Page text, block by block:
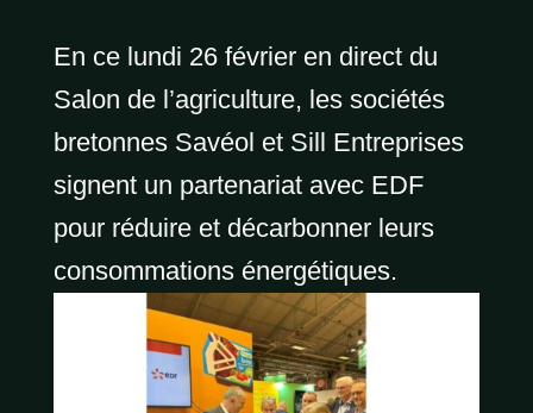
En ce lundi 26 février en direct du
Salon de l’agriculture, les sociétés
bretonnes Savéol et Sill Entreprises
signent un partenariat avec EDF
pour réduire et décarbonner leurs
consommations énergétiques.